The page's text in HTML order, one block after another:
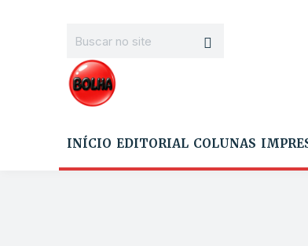
INÍCIO EDITORIAL COLUNAS